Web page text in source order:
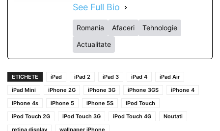
See Full Bio
Romania Afaceri
Tehnologie
Actualitate
ETICHETE iPad iPad 2 iPad 3 iPad 4
iPad Air
iPad Mini
iPhone 2G iPhone 3G iPhone 3GS
iPhone 4
iPhone 4s
iPhone 5 iPhone 5S
iPod Touch
iPod Touch 2G
iPod Touch 3G iPod Touch 4G
Noutati
retina display
wallpaper iPhone